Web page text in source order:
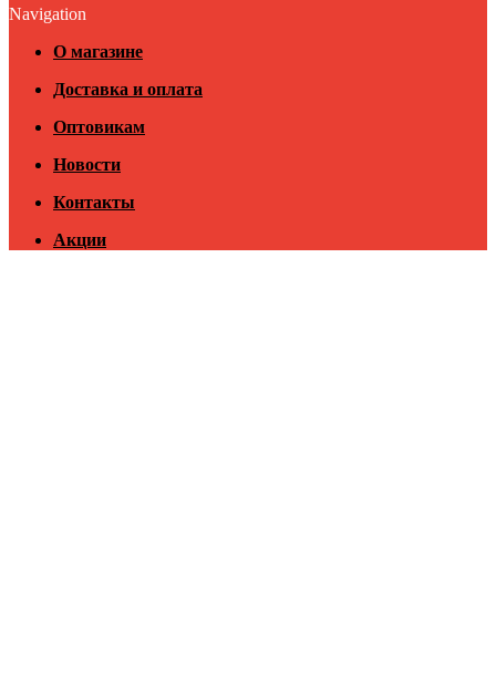
Navigation
О магазине
Доставка и оплата
Оптовикам
Новости
Контакты
Акции